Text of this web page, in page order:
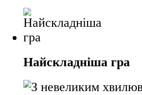
Найскладніша гра